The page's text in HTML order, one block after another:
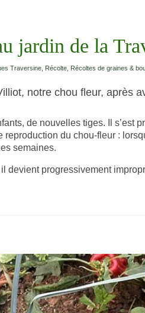
jardin de la
Traversine Récolte Récoltes de graines &
notre chou fleur, après
de nouvelles tiges. Il
du chou-fleur :
semaines.
devient progressivement